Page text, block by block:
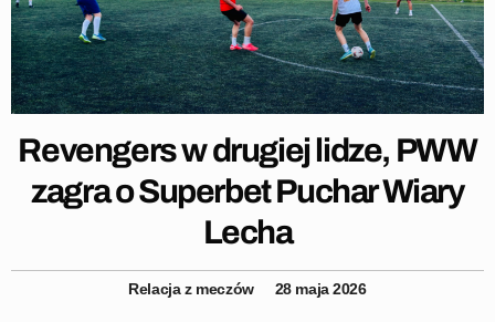
Revengers w drugiej lidze, PWW
zagra o Superbet Puchar Wiary
Lecha
Relacja z meczów 28 maja 2026